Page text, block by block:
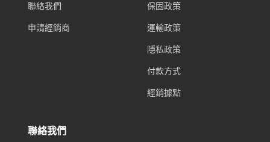
聯絡我們
申請經銷商
保固政策
運輸政策
隱私政策
付款方式
經銷據點
聯絡我們